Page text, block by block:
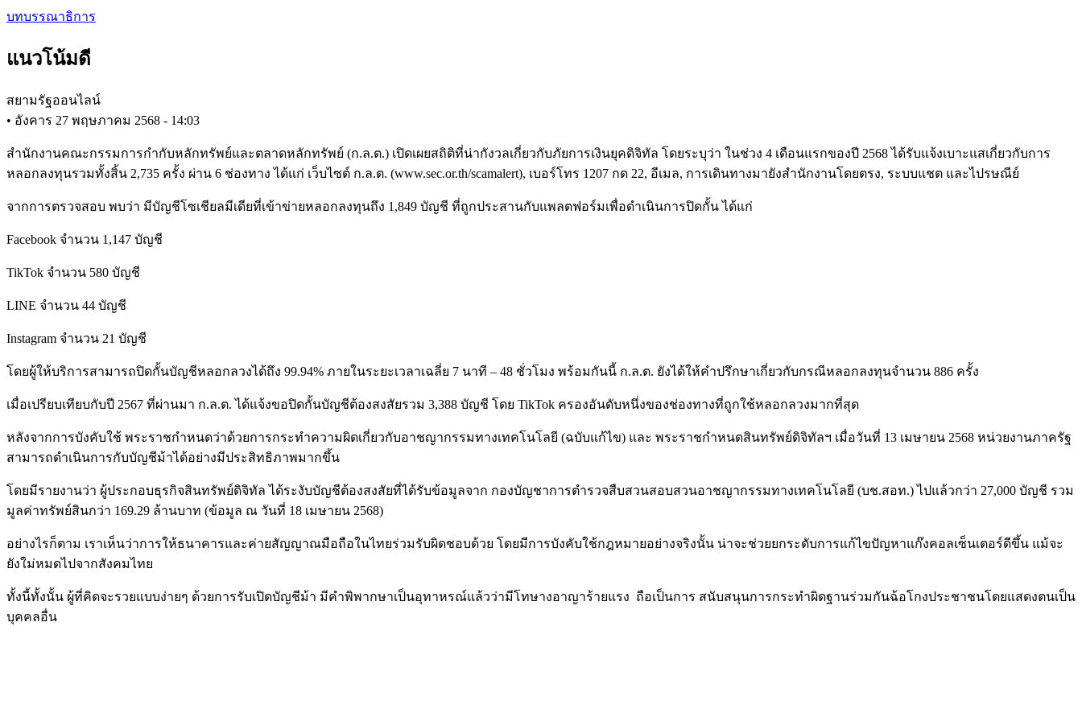
Skip
content
บทบรรณาธิการ
แนวโน้มดี
สยามรัฐออนไลน์
• อังคาร 27 พฤษภาคม 2568 - 14:03
สำนักงานคณะกรรมการกำกับหลักทรัพย์และตลาดหลักทรัพย์ (ก.ล.ต.) เปิดเผยสถิติที่น่ากังวลเกี่ยวกับภัยการเงินยุคดิจิทัล โดยระบุว่า ในช่วง 4 เดือนแรกของปี 2568 ได้รับแจ้งเบาะแสเกี่ยวกับการ
หลอกลงทุนรวมทั้งสิ้น 2,735 ครั้ง ผ่าน 6 ช่องทาง ได้แก่ เว็บไซต์ ก.ล.ต. (www.sec.or.th/scamalert), เบอร์โทร 1207 กด 22, อีเมล, การเดินทางมายังสำนักงานโดยตรง, ระบบแชต และไปรษณีย์
จากการตรวจสอบ พบว่า มีบัญชีโซเชียลมีเดียที่เข้าข่ายหลอกลงทุนถึง 1,849 บัญชี ที่ถูกประสานกับแพลตฟอร์มเพื่อดำเนินการปิดกั้น ได้แก่
Facebook จำนวน 1,147 บัญชี
TikTok จำนวน 580 บัญชี
LINE จำนวน 44 บัญชี
Instagram จำนวน 21 บัญชี
โดยผู้ให้บริการสามารถปิดกั้นบัญชีหลอกลวงได้ถึง 99.94% ภายในระยะเวลาเฉลี่ย 7 นาที – 48 ชั่วโมง พร้อมกันนี้ ก.ล.ต. ยังได้ให้คำปรึกษาเกี่ยวกับกรณีหลอกลงทุนจำนวน 886 ครั้ง
เมื่อเปรียบเทียบกับปี 2567 ที่ผ่านมา ก.ล.ต. ได้แจ้งขอปิดกั้นบัญชีต้องสงสัยรวม 3,388 บัญชี โดย TikTok ครองอันดับหนึ่งของช่องทางที่ถูกใช้หลอกลวงมากที่สุด
หลังจากการบังคับใช้ พระราชกำหนดว่าด้วยการกระทำความผิดเกี่ยวกับอาชญากรรมทางเทคโนโลยี (ฉบับแก้ไข) และ พระราชกำหนดสินทรัพย์ดิจิทัลฯ เมื่อวันที่ 13 เมษายน 2568 หน่วยงานภาครัฐ
สามารถดำเนินการกับบัญชีม้าได้อย่างมีประสิทธิภาพมากขึ้น
โดยมีรายงานว่า ผู้ประกอบธุรกิจสินทรัพย์ดิจิทัล ได้ระงับบัญชีต้องสงสัยที่ได้รับข้อมูลจาก กองบัญชาการตำรวจสืบสวนสอบสวนอาชญากรรมทางเทคโนโลยี (บช.สอท.) ไปแล้วกว่า 27,000 บัญชี รวม
มูลค่าทรัพย์สินกว่า 169.29 ล้านบาท (ข้อมูล ณ วันที่ 18 เมษายน 2568)
อย่างไรก็ตาม เราเห็นว่าการให้ธนาคารและค่ายสัญญาณมือถือในไทยร่วมรับผิดชอบด้วย โดยมีการบังคับใช้กฎหมายอย่างจริงนั้น น่าจะช่วยยกระดับการแก้ไขปัญหาแก๊งคอลเซ็นเตอร์ดีขึ้น แม้จะ
ยังใม่หมดไปจากสังคมไทย
ทั้งนี้ทั้งนั้น ผู้ที่คิดจะรวยแบบง่ายๆ ด้วยการรับเปิดบัญชีม้า มีคำพิพากษาเป็นอุทาหรณ์แล้วว่ามีโทษางอาญาร้ายแรง ถือเป็นการ สนับสนุนการกระทำผิดฐานร่วมกันฉ้อโกงประชาชนโดยแสดงตนเป็น
บุคคลอื่น